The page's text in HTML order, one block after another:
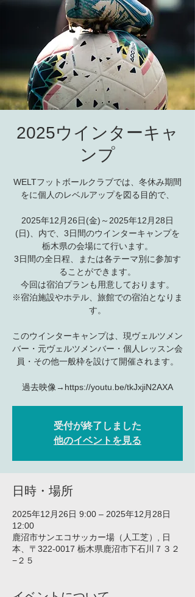
2025ウインターキャ
ンプ
WELTフットボールクラブでは、冬休み期間
をに個人のレベルアップを図る目的で、
2025年12月26日(金)～2025年12月28日
(日)、内で、3日間のウインターキャンプを
栃木県の会場にて行います。
3日間の全日程、または各テーマ別に参加す
ることができます。
今回は宿泊プランも用意しております。
※宿泊施設やホテル、旅館での宿泊となりま
す。
​このウインターキャンプは、現ヴェルツメン
バー・元ヴェルツメンバー・個人レッスン会
員・その他一般枠を設けて開催されます。
過去映像→https://youtu.be/tkJxjiN2AXA
受付が終了しました
他のイベントを見る
日時・場所
2025年12月26日 9:00 – 2025年12月28日
12:00
鹿沼市サンエコサッカー場（人工芝）, 日
本、〒322-0017 栃木県鹿沼市下石川７３２
−２５